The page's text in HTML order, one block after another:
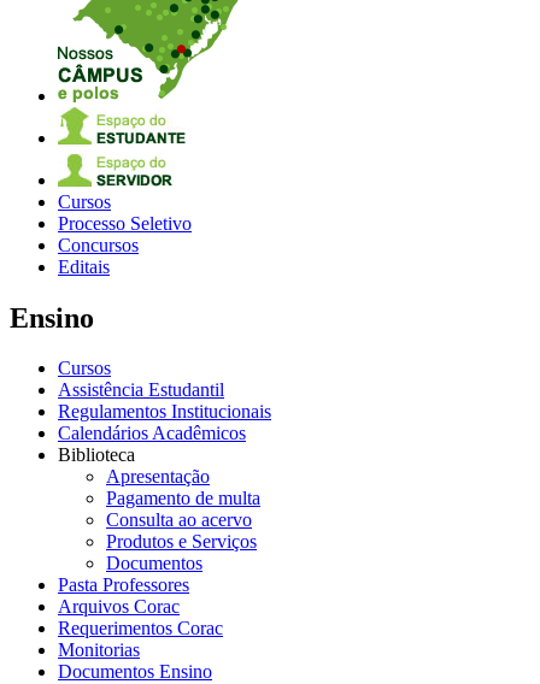
Cursos
Processo Seletivo
Concursos
Editais
Ensino
Cursos
Assistência Estudantil
Regulamentos Institucionais
Calendários Acadêmicos
Biblioteca
Apresentação
Pagamento de multa
Consulta ao acervo
Produtos e Serviços
Documentos
Pasta Professores
Arquivos Corac
Requerimentos Corac
Monitorias
Documentos Ensino